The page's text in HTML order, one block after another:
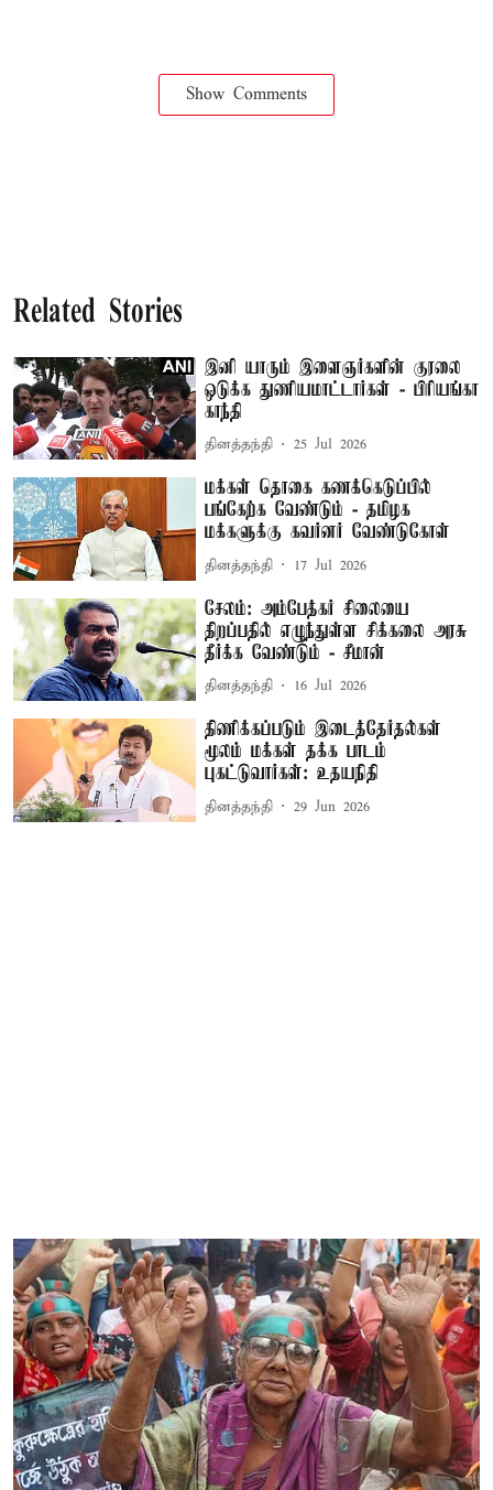
Show Comments
Related Stories
இனி யாரும் இளைஞர்களின் குரலை
ஒடுக்க துணியமாட்டார்கள் - பிரியங்கா
காந்தி
தினத்தந்தி 25 Jul 2026
மக்கள் தொகை கணக்கெடுப்பில்
பங்கேற்க வேண்டும் - தமிழக
மக்களுக்கு கவர்னர் வேண்டுகோள்
தினத்தந்தி 17 Jul 2026
சேலம்: அம்பேத்கர் சிலையை
திறப்பதில் எழுந்துள்ள சிக்கலை அரசு
தீர்க்க வேண்டும் - சீமான்
தினத்தந்தி 16 Jul 2026
திணிக்கப்படும் இடைத்தேர்தல்கள்
மூலம் மக்கள் தக்க பாடம்
புகட்டுவார்கள்: உதயநிதி
தினத்தந்தி 29 Jun 2026